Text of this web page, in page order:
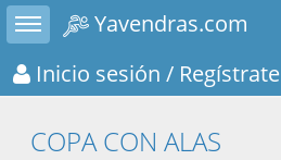
Toggle sidebar
Yavendras.com
Inicio sesión / Regístrate
COPA CON ALAS